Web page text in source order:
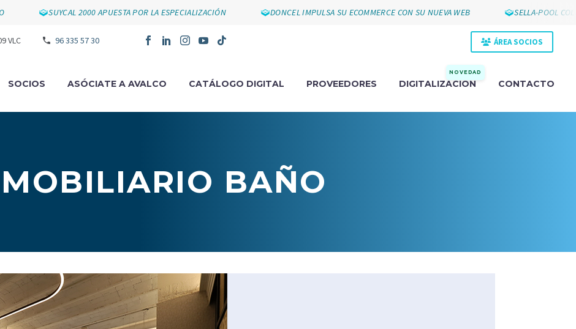
SUYCAL 2000 APUESTA POR LA ESPECIALIZACIÓN DONCEL IMPULSA SU ECOMMERCE CON SU NUEVA WEB SELLA-POOL
VLC 96 335 57 30 ÁREA SOCIOS
SOCIOS ASÓCIATE A AVALCO CATÁLOGO DIGITAL PROVEEDORES DIGITALIZACIÓN
NOVEDAD
CONTACTO
MOBILIARIO BAÑO